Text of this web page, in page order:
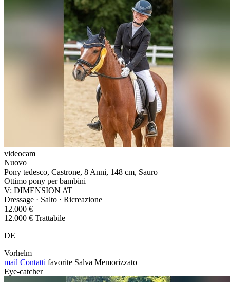
videocam
Nuovo
Pony tedesco, Castrone, 8 Anni, 148 cm, Sauro
Ottimo pony per bambini
V: DIMENSION AT
Dressage · Salto · Ricreazione
12.000 €
12.000 € Trattabile
DE
Vorhelm
mail Contatti favorite Salva Memorizzato
Eye-catcher